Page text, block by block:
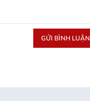
GỬI BÌNH LUẬN